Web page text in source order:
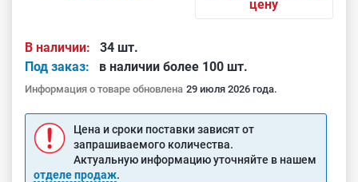
цену
В наличии:
34 шт.
Под заказ:
в наличии более 100 шт.
Информация о товаре обновлена 29 июля 2026 года.
Цена и сроки поставки зависят от
запрашиваемого количества.
Актуальную информацию уточняйте в нашем
отделе продаж.